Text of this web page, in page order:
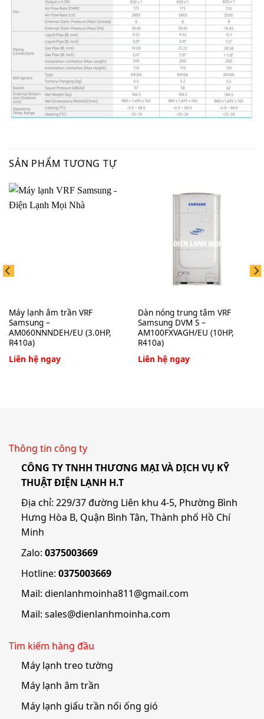
SẢN PHẨM TƯƠNG TỰ
Máy lạnh âm trần VRF
Samsung –
AM060NNNDEH/EU (3.0HP,
R410a)
Liên hệ ngay
Dàn nóng trung tâm VRF
Samsung DVM S –
AM100FXVAGH/EU (10HP,
R410a)
Liên hệ ngay
Thông tin công ty
CÔNG TY TNHH THƯƠNG MẠI VÀ DỊCH VỤ KỸ
THUẬT ĐIỆN LẠNH H.T
Địa chỉ: 229/37 đường Liên khu 4-5, Phường Bình
Hưng Hòa B, Quận Bình Tân, Thành phố Hồ Chí
Minh
Zalo: 0375003669
Hotline: 0375003669
Mail: dienlanhmoinha811@gmail.com
Mail: sales@dienlanhmoinha.com
Tìm kiếm hàng đầu
Máy lạnh treo tường
Máy lạnh âm trần
Máy lạnh giấu trần nối ống gió